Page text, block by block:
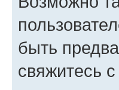
быть
свяжитесь